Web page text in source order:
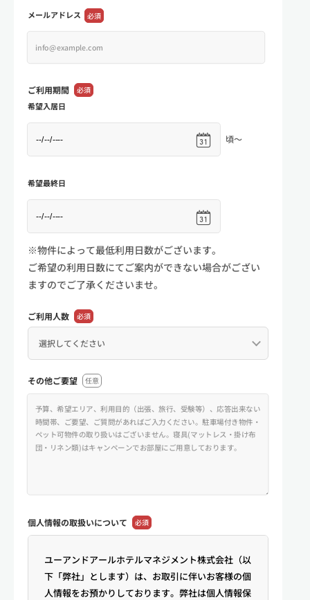
メールアドレス 必須
ご利用期間 必須
希望入居日
頃～
希望最終日
※物件によって最低利用日数がございます。
ご希望の利用日数にてご案内ができない場合がござい
ますのでご了承くださいませ。
ご利用人数 必須
その他ご要望 任意
個人情報の取扱いについて 必須
ユーアンドアールホテルマネジメント株式会社（以
下「弊社」とします）は、お取引に伴いお客様の個
人情報をお預かりしております。弊社は個人情報保